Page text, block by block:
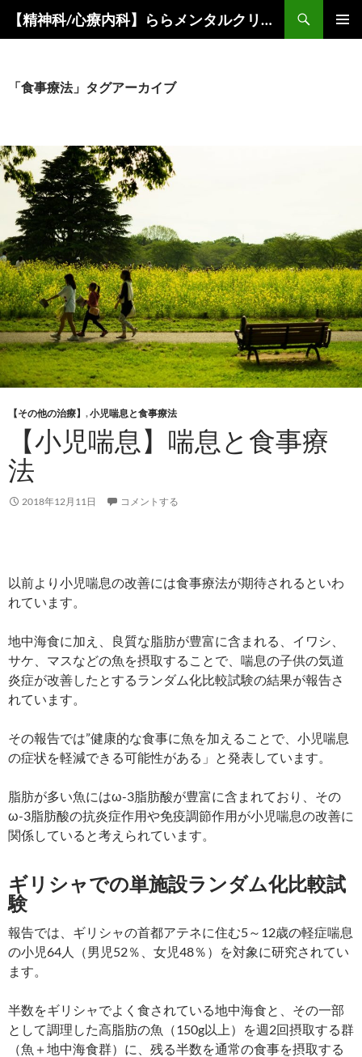
キ
ッ
プ
【精神科/心療内科】ららメンタルクリニック
「食事療法」タグアーカイブ
【その他の治療】 ,小児喘息と食事療法
【小児喘息】喘息と食事療
法
2018年12月11日 コメントする
以前より小児喘息の改善には食事療法が期待されるといわ
れています。
地中海食に加え、良質な脂肪が豊富に含まれる、イワシ、
サケ、マスなどの魚を摂取することで、喘息の子供の気道
炎症が改善したとするランダム化比較試験の結果が報告さ
れています。
その報告では”健康的な食事に魚を加えることで、小児喘息
の症状を軽減できる可能性がある」と発表しています。
脂肪が多い魚にはω-3脂肪酸が豊富に含まれており、その
ω-3脂肪酸の抗炎症作用や免疫調節作用が小児喘息の改善に
関係していると考えられています。
ギリシャでの単施設ランダム化比較試
験
報告では、ギリシャの首都アテネに住む5～12歳の軽症喘息
の小児64人（男児52％、女児48％）を対象に研究されてい
ます。
半数をギリシャでよく食されている地中海食と、その一部
として調理した高脂肪の魚（150g以上）を週2回摂取する群
（魚＋地中海食群）に、残る半数を通常の食事を摂取する